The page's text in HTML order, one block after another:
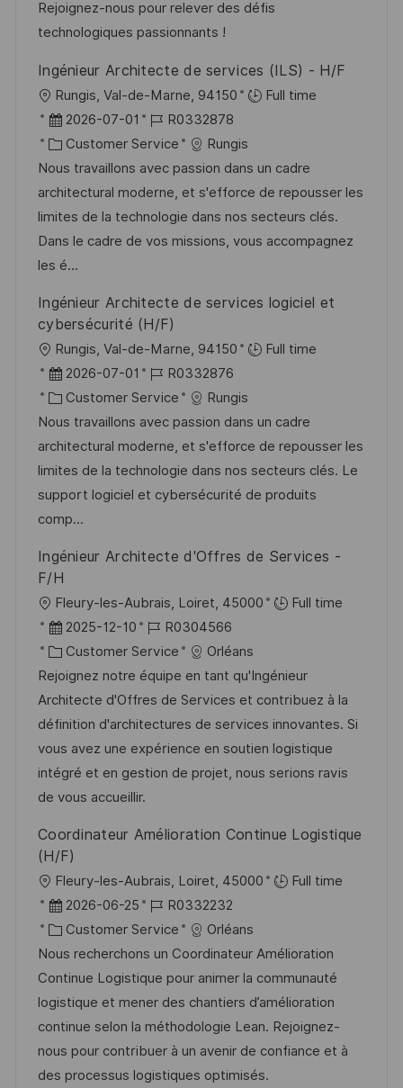
r
V
r
ö
f
f
e
n
t
l
i
c
h
u
n
g
r
i
Rejoignez-nous pour relever des défis
technologiques passionnants !
Ingénieur Architecte de services (ILS) - H/F
O
r
t
Rungis, Val-de-Marne, 94150
Full time
D
a
t
u
m
d
e
V
e
ö
t
i
c
h
u
n
g
2026-07-01
J
o
b
-
I
D
R0332878
K
a
t
e
g
o
i
e
Customer Service
Rungis
Nous travaillons avec passion dans un cadre
architectural moderne, et s'efforce de repousser les
limites de la technologie dans nos secteurs clés.
Dans le cadre de vos missions, vous accompagnez
les é...
Ingénieur Architecte de services logiciel et
cybersécurité (H/F)
O
r
t
Rungis, Val-de-Marne, 94150
Full time
D
a
t
u
m
d
e
V
ö
c
h
u
n
g
2026-07-01
J
o
b
-
I
D
R0332876
K
a
t
e
g
o
i
Customer Service
Rungis
Nous travaillons avec passion dans un cadre
architectural moderne, et s'efforce de repousser les
limites de la technologie dans nos secteurs clés. Le
support logiciel et cybersécurité de produits
comp...
Ingénieur Architecte d'Offres de Services -
F/H
O
r
t
Fleury-les-Aubrais, Loiret, 45000
Full time
D
a
t
u
m
d
e
r
e
f
t
2025-12-10
J
o
b
-
I
D
R0304566
K
a
t
e
g
o
r
e
Customer Service
Orléans
Rejoignez notre équipe en tant qu'Ingénieur
Architecte d'Offres de Services et contribuez à la
définition d'architectures de services innovantes. Si
vous avez une expérience en soutien logistique
intégré et en gestion de projet, nous serions ravis
de vous accueillir.
Coordinateur Amélioration Continue Logistique
(H/F)
O
r
t
Fleury-les-Aubrais, Loiret, 45000
Full time
D
a
t
u
m
d
e
r
2026-06-25
J
o
b
-
I
D
R0332232
K
a
t
e
g
o
r
Customer Service
Orléans
Nous recherchons un Coordinateur Amélioration
Continue Logistique pour animer la communauté
logistique et mener des chantiers d’amélioration
continue selon la méthodologie Lean. Rejoignez-
nous pour contribuer à un avenir de confiance et à
des processus logistiques optimisés.